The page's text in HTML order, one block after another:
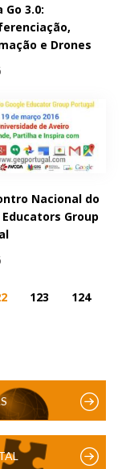
Go 3.0:
e Drones
Nacional do
Group
123
124